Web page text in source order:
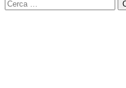
Ricerca